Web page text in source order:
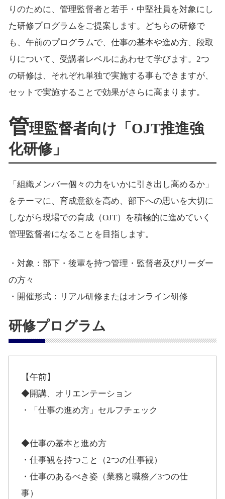
りのために、管理監督者と若手・中堅社員を対象にし
た研修プログラムをご提案します。どちらの研修で
も、午前のプログラムで、仕事の基本や進め方、段取
りについて、受講者レベルにあわせて学びます。2つ
の研修は、それぞれ単独で実施する事もできますが、
セットで実施することで効果がさらに高まります。
管理監督者向け「OJT推進強
化研修」
「組織メンバー個々の力をいかに引き出し高めるか」
をテーマに、育成意欲を高め、部下への思いを大切に
しながら現場での育成（OJT）を積極的に進めていく
管理監督者になることを目指します。
・対象：部下・後輩を持つ管理・監督者及びリーダー
の方々
・開催形式：リアル研修またはオンライン研修
研修プログラム
【午前】
◆開講、オリエンテーション
・「仕事の進め方」セルフチェック
◆仕事の基本と進め方
・仕事観を持つこと（2つの仕事観）
・仕事のあるべき姿（業務と職務／3つの仕
事）